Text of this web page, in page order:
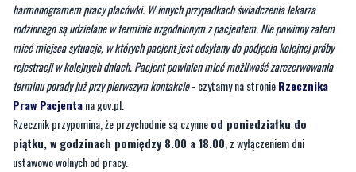
"Pytaniach i odpowiedziach" rzecznika praw pacjenta.
—W przypadkach uzasadnionych stanem zdrowia pacjenta świadczenie lekarza
podstawowej opieki zdrowotnej jest udzielane w dniu zgłoszenia, zgodnie z
harmonogramem pracy placówki. W innych przypadkach świadczenia lekarza
rodzinnego są udzielane w terminie uzgodnionym z pacjentem. Nie powinny zatem
mieć miejsca sytuacje, w których pacjent jest odsyłany do podjęcia kolejnej próby
rejestracji w kolejnych dniach. Pacjent powinien mieć możliwość zarezerwowania
terminu porady już przy pierwszym kontakcie - czytamy na stronieRzecznika
Praw Pacjentana gov.pl.